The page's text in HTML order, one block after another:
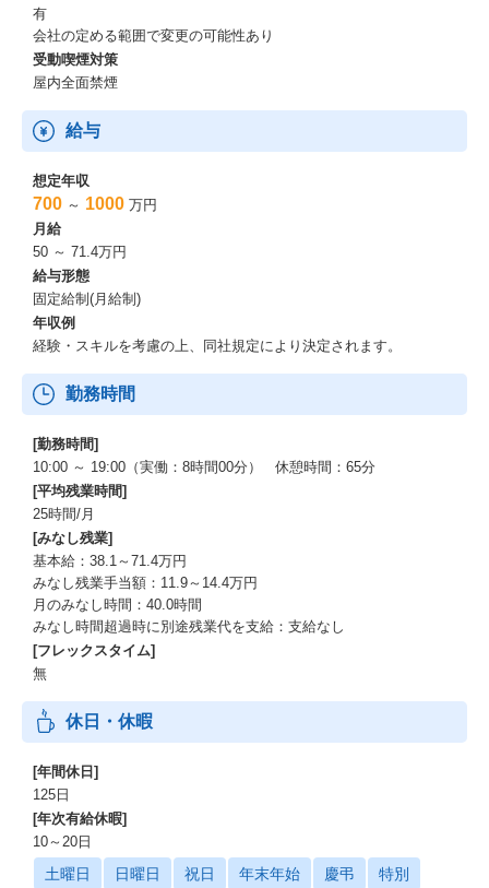
有
会社の定める範囲で変更の可能性あり
受動喫煙対策
屋内全面禁煙
給与
想定年収
700 ～ 1000 万円
月給
50 ～ 71.4万円
給与形態
固定給制(月給制)
年収例
経験・スキルを考慮の上、同社規定により決定されます。
勤務時間
[勤務時間]
10:00 ～ 19:00（実働：8時間00分） 休憩時間：65分
[平均残業時間]
25時間/月
[みなし残業]
基本給：38.1～71.4万円
みなし残業手当額：11.9～14.4万円
月のみなし時間：40.0時間
みなし時間超過時に別途残業代を支給：支給なし
[フレックスタイム]
無
休日・休暇
[年間休日]
125日
[年次有給休暇]
10～20日
土曜日 日曜日 祝日 年末年始 慶弔 特別